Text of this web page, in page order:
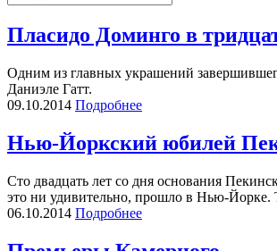
Пласидо Доминго в
Одним из главных украшений
Даниэле Гатт.
09.10.2014 Подробнее
Нью-Йоркский юбилей
Сто двадцать лет со дня основания
это ни удивительно, прошло в Нью-
06.10.2014 Подробнее